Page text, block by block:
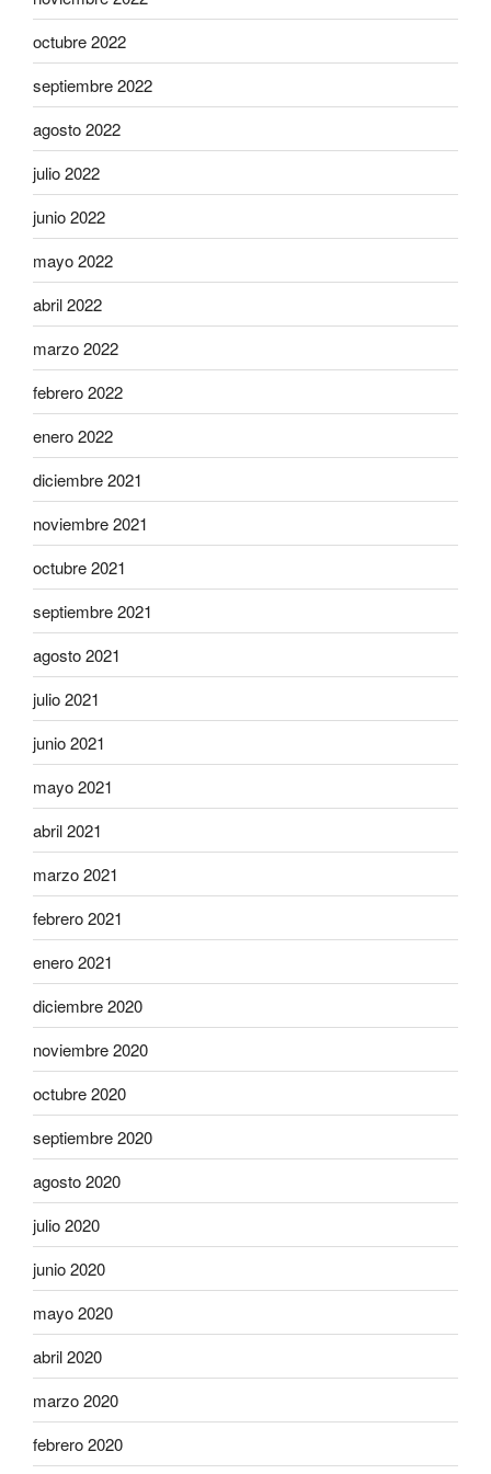
octubre 2022
septiembre 2022
agosto 2022
julio 2022
junio 2022
mayo 2022
abril 2022
marzo 2022
febrero 2022
enero 2022
diciembre 2021
noviembre 2021
octubre 2021
septiembre 2021
agosto 2021
julio 2021
junio 2021
mayo 2021
abril 2021
marzo 2021
febrero 2021
enero 2021
diciembre 2020
noviembre 2020
octubre 2020
septiembre 2020
agosto 2020
julio 2020
junio 2020
mayo 2020
abril 2020
marzo 2020
febrero 2020